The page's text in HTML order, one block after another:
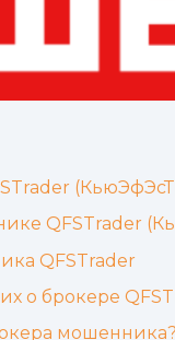
QFSTrader
QFSTrader
о брокере